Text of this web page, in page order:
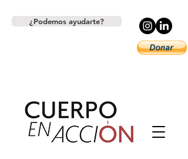
¿Podemos ayudarte?